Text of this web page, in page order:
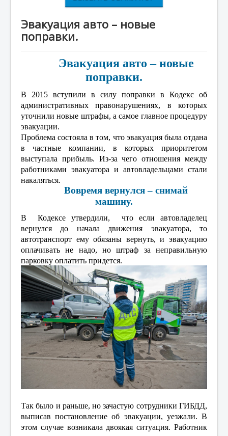
Эвакуация авто – новые
поправки.
Эвакуация авто – новые
поправки.
В 2015 вступили в силу поправки в Кодекс об
административных правонарушениях, в которых
уточнили новые штрафы, а самое главное процедуру
эвакуации.
Проблема состояла в том, что эвакуация была отдана
в частные компании, в которых приоритетом
выступала прибыль. Из-за чего отношения между
работниками эвакуатора и автовладельцами стали
накаляться.
Вовремя вернулся – снимай
машину.
В Кодексе утвердили, что если автовладелец
вернулся до начала движения эвакуатора, то
автотранспорт ему обязаны вернуть, и эвакуацию
оплачивать не надо, но штраф за неправильную
парковку оплатить придется.
Так было и раньше, но зачастую сотрудники ГИБДД,
выписав постановление об эвакуации, уезжали. В
этом случае возникала двоякая ситуация. Работник